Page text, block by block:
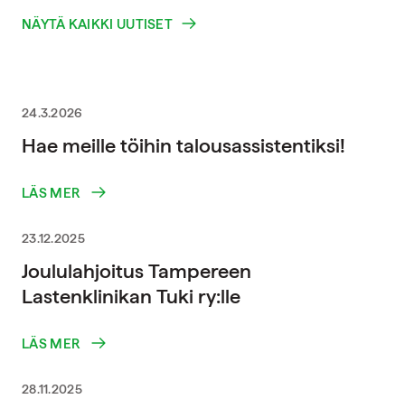
NÄYTÄ KAIKKI UUTISET
24.3.2026
Hae meille töihin talousassistentiksi!
LÄS MER
23.12.2025
Joululahjoitus Tampereen
Lastenklinikan Tuki ry:lle
LÄS MER
28.11.2025